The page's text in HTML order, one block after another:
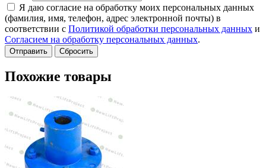
Я даю согласие на обработку моих персональных данных
(фамилия, имя, телефон, адрес электронной почты) в
соответствии с Политикой обработки персональных данных и
Согласием на обработку персональных данных.
Сбросить
Похожие товары